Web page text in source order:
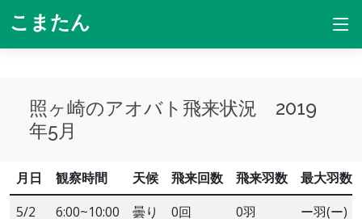
こまたん
照ヶ崎のアオバト飛来状況 2019
年5月
月日 観察時間 天候 飛来回数 飛来羽数
最大羽数
5/2
6:00~10:00 曇り 0回 0羽 ー羽(ー)